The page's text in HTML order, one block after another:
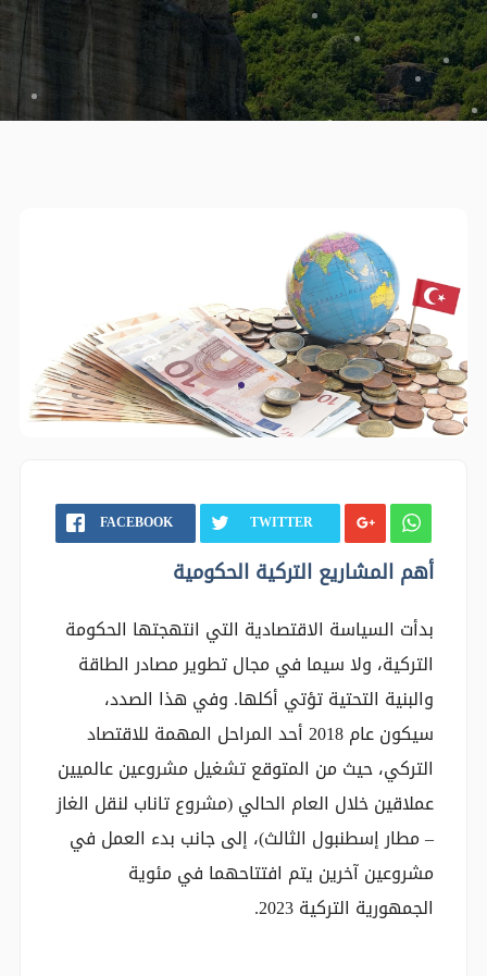
FACEBOOK TWITTER
أهم المشاريع التركية الحكومية
بدأت السياسة الاقتصادية التي انتهجتها الحكومة
التركية، ولا سيما في مجال تطوير مصادر الطاقة
والبنية التحتية تؤتي أكلها. وفي هذا الصدد،
سيكون عام 2018 أحد المراحل المهمة للاقتصاد
التركي، حيث من المتوقع تشغيل مشروعين عالميين
عملاقين خلال العام الحالي (مشروع تاناب لنقل الغاز
– مطار إسطنبول الثالث)، إلى جانب بدء العمل في
مشروعين آخرين يتم افتتاحهما في مئوية
الجمهورية التركية 2023.